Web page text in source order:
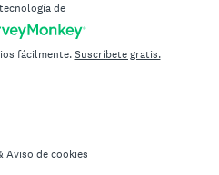
de
fácilmente.Suscríbete gratis.
Aviso de cookies